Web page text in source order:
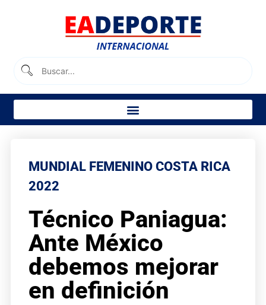
MUNDIAL FEMENINO COSTA RICA
2022
Técnico Paniagua:
Ante México
debemos mejorar
en definición